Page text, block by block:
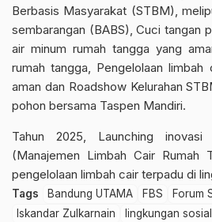
Berbasis Masyarakat (STBM),
sembarangan (BABS), Cuci tangan
air minum rumah tangga yang
rumah tangga, Pengelolaan
aman dan Roadshow Kelurahan
pohon bersama Taspen Mandiri.
Tahun 2025, Launching inovasi
(Manajemen Limbah Cair Rumah
pengelolaan limbah cair terpadu di
Tags Bandung UTAMA FBS
Forum
Iskandar Zulkarnain
lingkungan sosial